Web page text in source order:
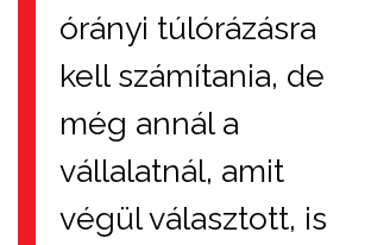
órányi túlórázásra
kell számítania, de
még annál a
vállalatnál, amit
végül választott, is